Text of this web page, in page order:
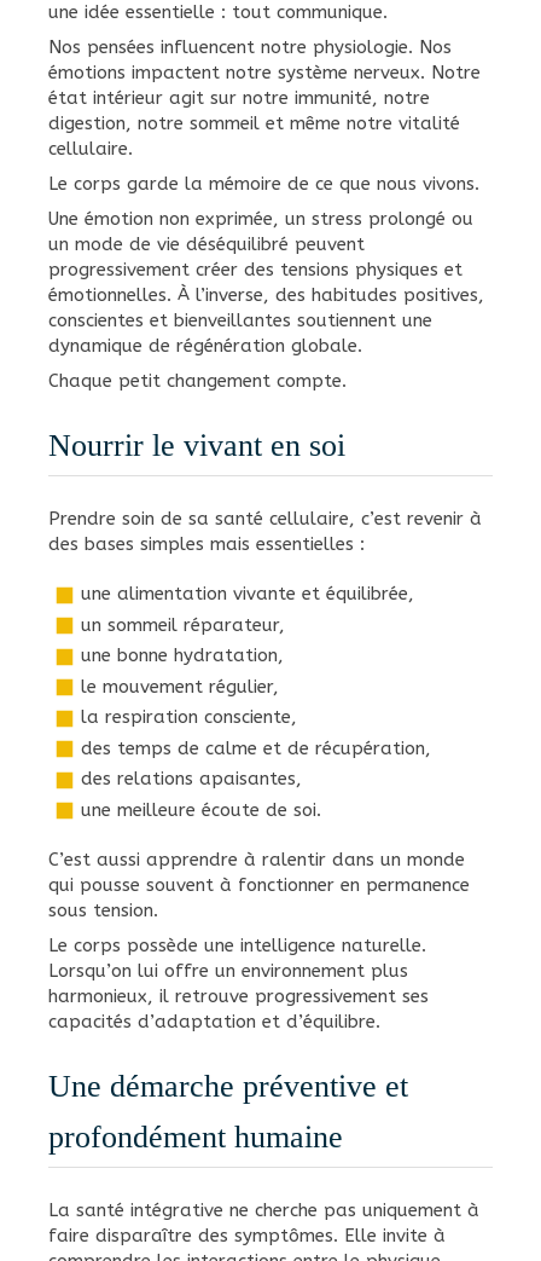
une idée essentielle : tout communique.
Nos pensées influencent notre physiologie. Nos
émotions impactent notre système nerveux. Notre
état intérieur agit sur notre immunité, notre
digestion, notre sommeil et même notre vitalité
cellulaire.
Le corps garde la mémoire de ce que nous vivons.
Une émotion non exprimée, un stress prolongé ou
un mode de vie déséquilibré peuvent
progressivement créer des tensions physiques et
émotionnelles. À l’inverse, des habitudes positives,
conscientes et bienveillantes soutiennent une
dynamique de régénération globale.
Chaque petit changement compte.
Nourrir le vivant en soi
Prendre soin de sa santé cellulaire, c’est revenir à
des bases simples mais essentielles :
une alimentation vivante et équilibrée,
un sommeil réparateur,
une bonne hydratation,
le mouvement régulier,
la respiration consciente,
des temps de calme et de récupération,
des relations apaisantes,
une meilleure écoute de soi.
C’est aussi apprendre à ralentir dans un monde
qui pousse souvent à fonctionner en permanence
sous tension.
Le corps possède une intelligence naturelle.
Lorsqu’on lui offre un environnement plus
harmonieux, il retrouve progressivement ses
capacités d’adaptation et d’équilibre.
Une démarche préventive et
profondément humaine
La santé intégrative ne cherche pas uniquement à
faire disparaître des symptômes. Elle invite à